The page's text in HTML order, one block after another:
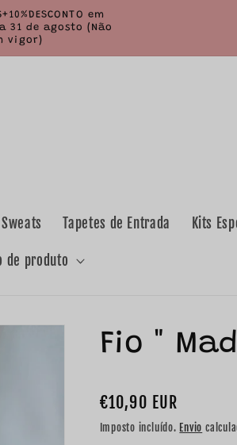
em
31 de agosto (Não
vigor)
Sweats Tapetes de Entrada Kits
de produto
Fio "
Preço
normal
€10,90 EUR
Imposto incluído. Envio